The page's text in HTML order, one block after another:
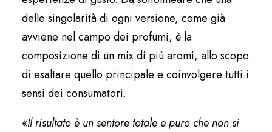
delle singolarità di ogni versione, come già
avviene nel campo dei profumi, è la
composizione di un mix di più aromi, allo scopo
di esaltare quello principale e coinvolgere tutti i
sensi dei consumatori.
«Il risultato è un sentore totale e puro che non si